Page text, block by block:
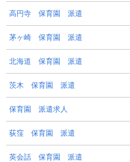
高円寺 保育園 派遣
茅ヶ崎 保育園 派遣
北海道 保育園 派遣
茨木 保育園 派遣
保育園 派遣求人
荻窪 保育園 派遣
英会話 保育園 派遣